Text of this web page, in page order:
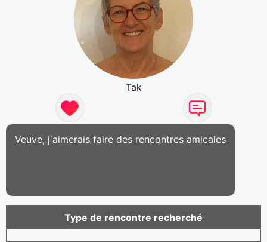
Tak
Veuve, j'aimerais faire des rencontres amicales
Type de rencontre recherché